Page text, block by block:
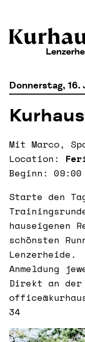
Donnerstag, 16.
Mit Marco,
Location:
Beginn: 09:00
Starte den
hauseigenen
schönsten
Lenzerheide.
Anmeldung
Direkt an
34